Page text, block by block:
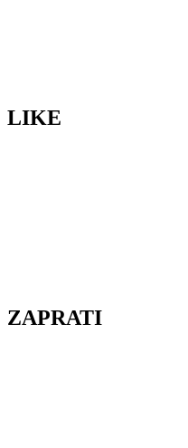
LIKE
ZAPRATI